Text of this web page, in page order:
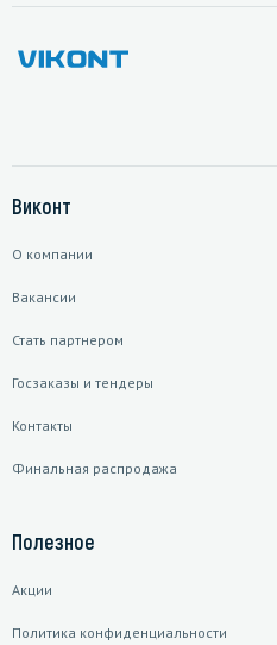
Виконт
О компании
Вакансии
Стать партнером
Госзаказы и тендеры
Контакты
Финальная распродажа
Полезное
Акции
Политика конфиденциальности